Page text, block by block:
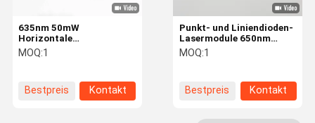
Produkte
Werksbesich
Tigung
Qualitätskon Kontakt Mit
Fälle
Punkt- und Liniendioden-
Lasermodule 650nm
20mW Gerade roter
Liniengenerator
MOQ:1
Bestpreis Kontakt
635nm 50mW
Horizontale
Liniendiodenlasermodule
für die Anordnung von
MOQ:1
Bestpreis Kontakt